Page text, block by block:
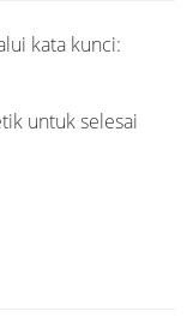
kata kunci:
untuk selesai